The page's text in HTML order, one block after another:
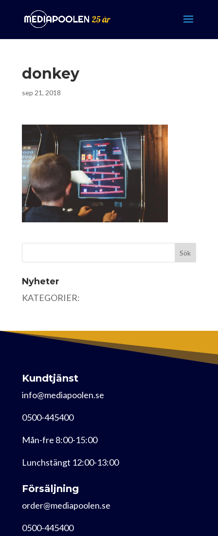
donkey
sep 21, 2018
Nyheter
KATEGORIER:
Kundtjänst
info@mediapoolen.se
0500-445400
Mån-fre 8:00-15:00
Lunchstängt 12:00-13:00
Försäljning
order@mediapoolen.se
0500-445400